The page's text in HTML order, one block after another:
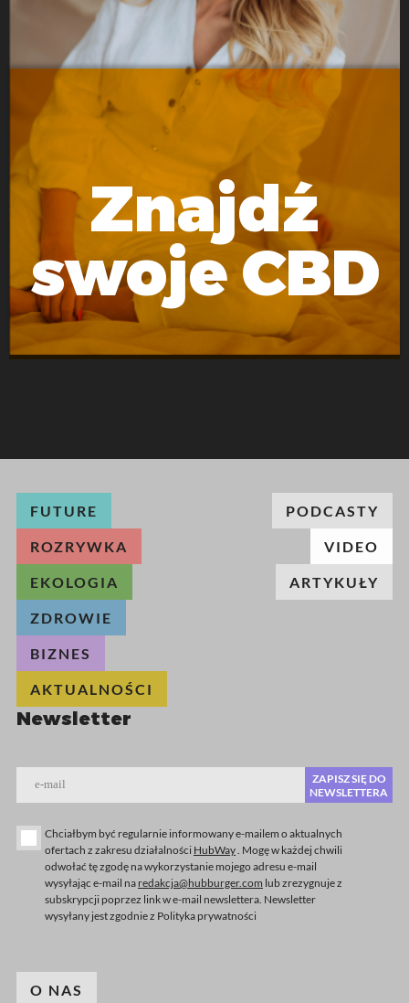
Znajdź
swoje CBD
FUTURE
ROZRYWKA
EKOLOGIA
ZDROWIE
BIZNES
AKTUALNOŚCI
PODCASTY
VIDEO
ARTYKUŁY
O NAS
Newsletter
e-mail
Chciałbym być regularnie informowany e-mailem o aktualnych
ofertach z zakresu działalności HubWay. Mogę w każdej chwili
odwołać tę zgodę na wykorzystanie mojego adresu e-mail
wysyłając e-mail na redakcja@hubburger.com lub zrezygnuje z
subskrypcji poprzez link w e-mail newslettera. Newsletter
wysyłany jest zgodnie z Polityka prywatności
ZAPISZ SIĘ DO
NEWSLETTERA